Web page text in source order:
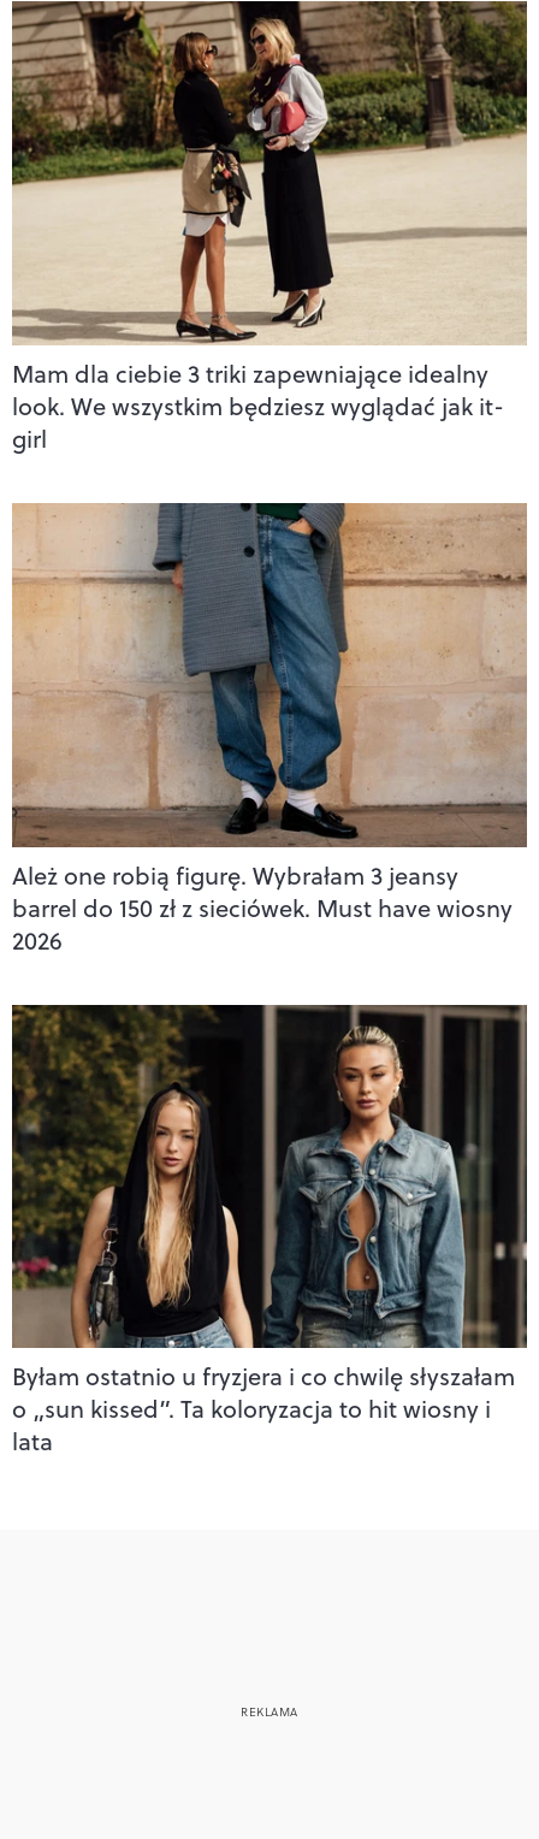
Mam dla ciebie 3 triki zapewniające idealny
look. We wszystkim będziesz wyglądać jak it-
girl
Ależ one robią figurę. Wybrałam 3 jeansy
barrel do 150 zł z sieciówek. Must have wiosny
2026
Byłam ostatnio u fryzjera i co chwilę słyszałam
o „sun kissed”. Ta koloryzacja to hit wiosny i
lata